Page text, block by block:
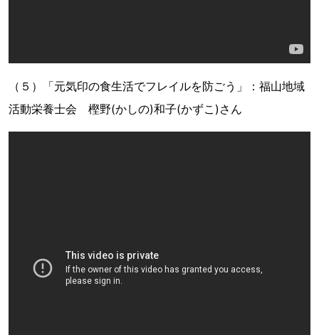
（５）「元気印の食生活でフレイルを防ごう」：福山地域
活動栄養士会 樫野(かしの)和子(かずこ)さん